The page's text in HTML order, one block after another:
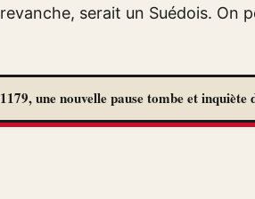
serait un Suédois. On
une nouvelle pause tombe et inquiète